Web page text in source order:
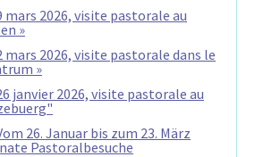
mars 2026, visite pastorale au
»
mars 2026, visite pastorale dans le
»
janvier 2026, visite pastorale au
26. Januar bis zum 23. März
Pastoralbesuche